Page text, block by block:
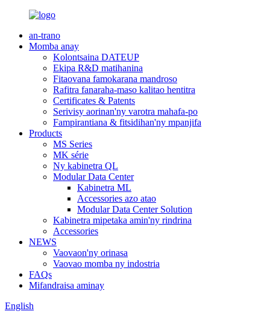
an-trano
Momba anay
Kolontsaina DATEUP
Ekipa R&D matihanina
Fitaovana famokarana mandroso
Rafitra fanaraha-maso kalitao hentitra
Certificates & Patents
Serivisy aorinan'ny varotra mahafa-po
Fampirantiana & fitsidihan'ny mpanjifa
Products
MS Series
MK série
Ny kabinetra QL
Modular Data Center
Kabinetra ML
Accessories azo atao
Modular Data Center Solution
Kabinetra mipetaka amin'ny rindrina
Accessories
NEWS
Vaovaon'ny orinasa
Vaovao momba ny indostria
FAQs
Mifandraisa aminay
English